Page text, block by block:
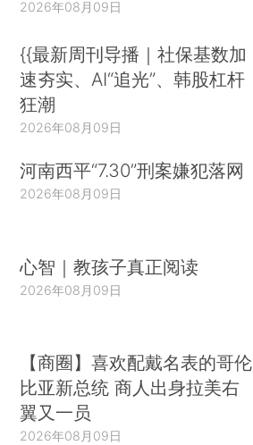
2026年08月09日
{{最新周刊导播｜社保基数加
速夯实、AI“追光”、韩股杠杆
狂潮
2026年08月09日
河南西平“7.30”刑案嫌犯落网
2026年08月09日
心智｜教孩子真正阅读
2026年08月09日
【商圈】喜欢配戴名表的哥伦
比亚新总统 商人出身拉美右
翼又一员
2026年08月09日